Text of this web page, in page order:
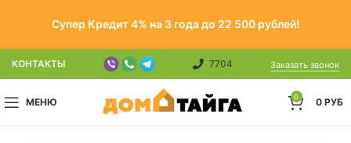
Супер Кредит 4% на 3 года до 22 500 рублей!
КОНТАКТЫ 7704 Заказать звонок
МЕНЮ 0 0 РУБ